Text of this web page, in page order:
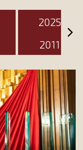
2025
2011